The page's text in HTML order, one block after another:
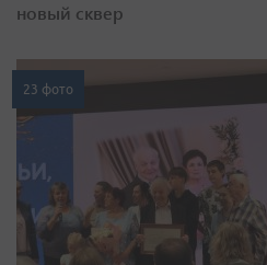
новый сквер
23 фото